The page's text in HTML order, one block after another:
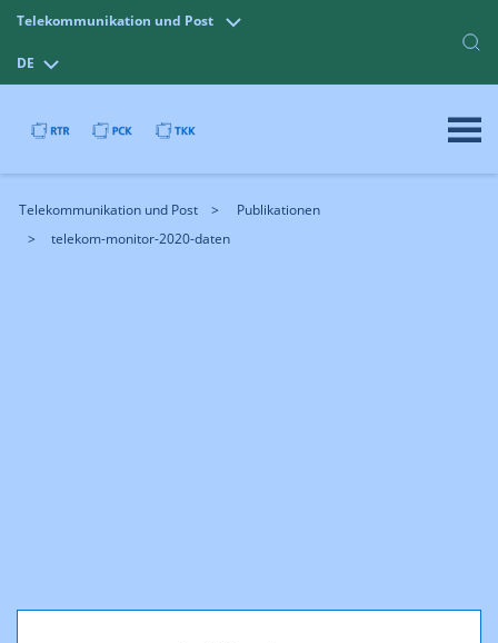
Telekommunikation und Post
DE
Telekommunikation und Post
Publikationen
telekom-monitor-2020-daten